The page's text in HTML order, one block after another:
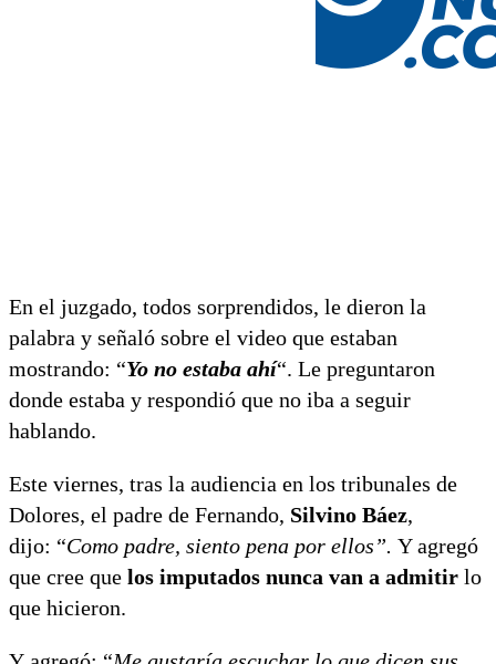
En el juzgado, todos sorprendidos, le dieron la
palabra y señaló sobre el video que estaban
mostrando: “Yo no estaba ahí“. Le preguntaron
donde estaba y respondió que no iba a seguir
hablando.
Este viernes, tras la audiencia en los tribunales de
Dolores, el padre de Fernando, Silvino Báez,
dijo: “Como padre, siento pena por ellos”. Y agregó
que cree que los imputados nunca van a admitir lo
que hicieron.